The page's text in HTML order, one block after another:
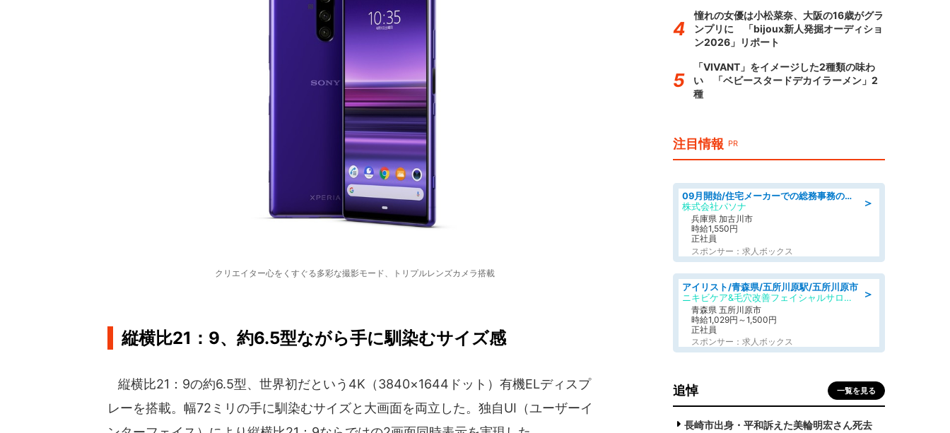
クリエイター心をくすぐる多彩な撮影モード、トリプルレンズカメラ搭載
縦横比21：9、約6.5型ながら手に馴染むサイズ感
縦横比21：9の約6.5型、世界初だという4K（3840×1644ドット）有機ELディスプ
レーを搭載。幅72ミリの手に馴染むサイズと大画面を両立した。独自UI（ユーザーイ
憧れの女優は小松菜奈、大阪の16歳がグラ
ンプリに 「bijoux新人発掘オーディショ
ン2026」リポート
「VIVANT」をイメージした2種類の味わ
い 「ベビースタードデカイラーメン」2
種
注目情報 PR
＞
09月開始/住宅メーカーでの総務事務のお仕事/駅近/車通勤可/一般事務/人事労務
株式会社パソナ
兵庫県 加古川市
時給1,550円
正社員
スポンサー：求人ボックス
＞
アイリスト/青森県/五所川原駅/五所川原市
ニキビケア&毛穴改善フェイシャルサロン BELDAD
青森県 五所川原市
時給1,029円～1,500円
正社員
スポンサー：求人ボックス
追悼 一覧を見る
長崎市出身・平和訴えた美輪明宏さん死去